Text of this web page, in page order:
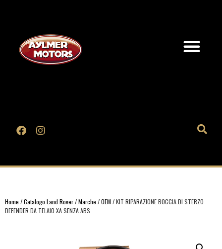
Home /Catalogo Land Rover/Marche /OEM / KIT RIPARAZIONE BOCCIA DI STERZO
DEFENDER DA TELAIO XA SENZA ABS